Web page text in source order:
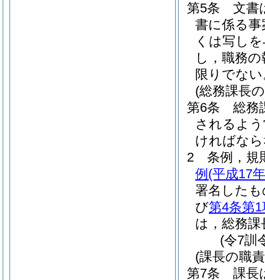
第5条
文書
書に係る
くは写し
し，職務
限りでな
(総務課長
第6条
総務
されるよ
ければな
2
条例，規
例 (平成17
署名した
び第4条第1
は，総務
(令7訓
(課長の職
第7条
課長